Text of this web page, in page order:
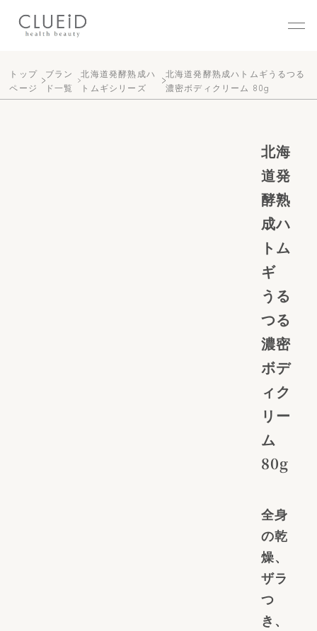
トップ
ページ
ブラン
ド一覧
北海道発酵熟成ハ
トムギシリーズ
北海道発酵熟成ハトムギうるつる
濃密ボディクリーム 80g
北海
道発
酵熟
成ハ
トム
ギ
うる
つる
濃密
ボデ
ィク
リー
ム
80g
全身
の乾
燥、
ザラ
つ
き、